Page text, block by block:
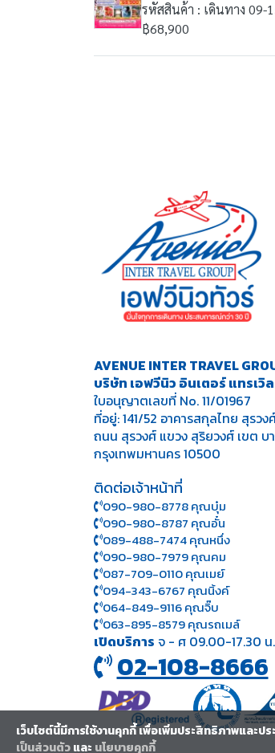
รหัสสินค้า : เดินทาง 09-
฿68,900
AVENUE INTER TRAVEL
บริษัท เอฟวีนิว อินเตอร์ แทรเวิ
ใบอนุญาตเลขที่ No. 11/01967
ที่อยู่: 141/52 อาคารสกุลไทย สุรวง
ถนน สุรวงศ์ แขวง สุริยวงศ์ เขต บ
กรุงเทพมหานคร 10500
ติดต่อเจ้าหน้าที่
090-980-8778 คุณบุ๋ม
090-980-8787 คุณอั๋น
089-488-7474 คุณหนึ่ง
090-980-7979 คุณคม
087-709-0110 คุณเมย์
094-343-6767 คุณนิ้งค์
064-849-9116 คุณจิ๊บ
063-895-8 579คุณรถเมล์
เปิดบริการ จ - ศ 09.00-17.30 น.
02-108-8666
เว็บไซต์นี้มีการใช้งานคุกกี้ เพื่อเพิ่มประสิทธิภาพและป
เป็นส่วนตัวและ นโยบายคุกกี้